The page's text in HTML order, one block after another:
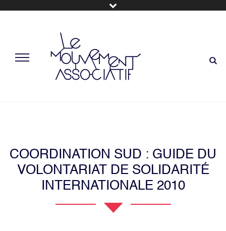
COORDINATION SUD : GUIDE DU
VOLONTARIAT DE SOLIDARITÉ
INTERNATIONALE 2010